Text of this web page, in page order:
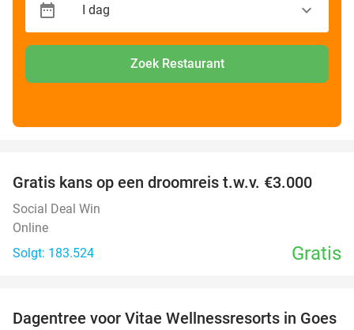
Zoek Restaurant
Gratis kans op een droomreis t.w.v. €3.000
Social Deal Win
Online
Solgt: 183.524
Gratis
49%
Dagentree voor Vitae Wellnessresorts in Goes